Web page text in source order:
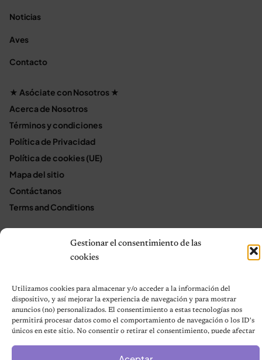
Gestionar el consentimiento de las
cookies
Utilizamos cookies para almacenar y/o acceder a la información del
dispositivo, y así mejorar la experiencia de navegación y para mostrar
anuncios (no) personalizados. El consentimiento a estas tecnologías nos
permitirá procesar datos como el comportamiento de navegación o los ID's
únicos en este sitio. No consentir o retirar el consentimiento, puede afectar
Noticias
Aves
Contacto
★ Asóciate con Nosotros ★
Acerca de Nosotros
Términos y condiciones
Política de Privacidad
Política de cookies (UE)
Mapa del sitio
Contáctanos
Terms and Conditions
© 2026 Notas de Mascotas